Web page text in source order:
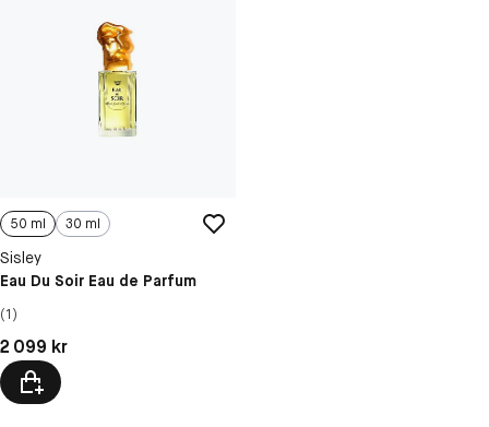
50 ml 30 ml
Sisley
Eau Du Soir Eau de Parfum
(1)
Pris: 2 099 kr
2 099 kr